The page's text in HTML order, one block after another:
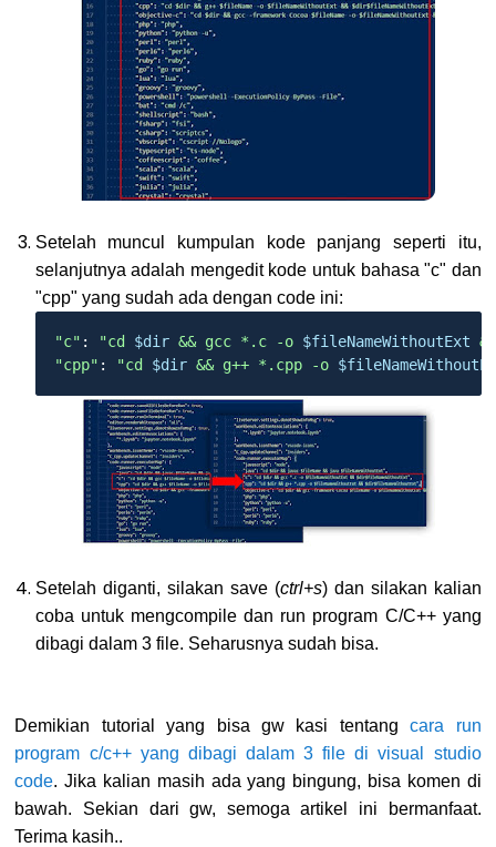
Setelah muncul kumpulan kode panjang seperti itu,
selanjutnya adalah mengedit kode untuk bahasa "c" dan
"cpp" yang sudah ada dengan code ini:
"c" : "cd $dir && gcc *.c -o $fileNameWithoutExt
"cpp" : "cd $dir && g++ *.cpp -o
Setelah diganti, silakan save (ctrl+s) dan silakan kalian
coba untuk mengcompile dan run program C/C++ yang
dibagi dalam 3 file. Seharusnya sudah bisa.
Demikian tutorial yang bisa gw kasi tentangcara run
program c/c++ yang dibagi dalam 3 file di visual studio
code. Jika kalian masih ada yang bingung, bisa komen di
bawah. Sekian dari gw, semoga artikel ini bermanfaat.
Terima kasih..